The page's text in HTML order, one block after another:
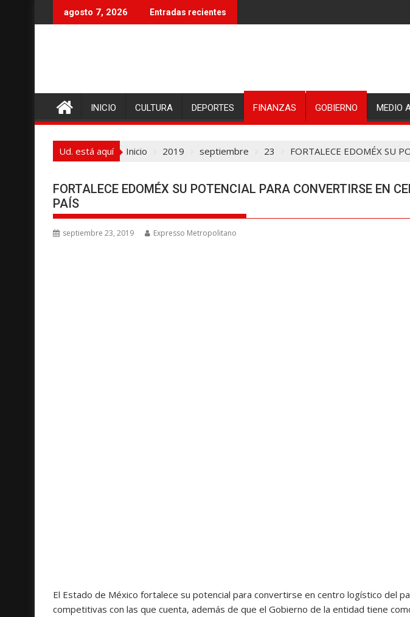
r
n
e
agosto 7, 2026 Entradas recientes
INICIO CULTURA DEPORTES FINANZAS GOBIERNO MEDIO
Ud. está aquí Inicio 2019 septiembre 23 FORTALECE EDOMÉX SU
FORTALECE EDOMÉX SU POTENCIAL PARA CONVERTIRSE EN
PAÍS
septiembre 23, 2019 Expresso Metropolitano
El Estado de México fortalece su potencial para convertirse en centro logístico del
competitivas con las que cuenta, además de que el Gobierno de la entidad tiene